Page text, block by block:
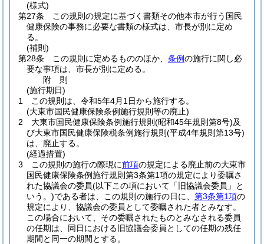
(様式)
第27条
この規則の規定に基づく書類その他本市が行う国民
健康保険の事務に必要な書類の様式は、市長が別に定め
る。
(補則)
第28条
この規則に定めるもののほか、 条例の施行に関し必
要な事項は、市長が別に定める。
附 則
(施行期日)
1
この規則は、令和5年4月1日から施行する。
(大東市国民健康保険条例施行規則等の廃止)
2
大東市国民健康保険条例施行規則 (昭和45年規則第8号)及
び大東市国民健康保険税条例施行規則 (平成4年規則第13号)
は、廃止する。
(経過措置)
3
この規則の施行の際現に前項の規定による廃止前の大東市
国民健康保険条例施行規則第3条第1項の規定により委嘱さ
れた協議会の委員(以下この項において「旧協議会委員」と
いう。)である者は、この規則の施行の日に、 第3条第1項の
規定により、協議会の委員として委嘱された者とみなす。
この場合において、その委嘱されたものとみなされる委員
の任期は、同日における旧協議会委員としての任期の残任
期間と同一の期間とする。